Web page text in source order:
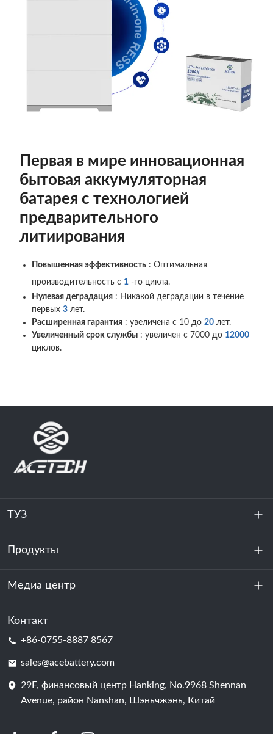
Первая в мире инновационная
бытовая аккумуляторная
батарея с технологией
предварительного
литиирования
Повышенная эффективность : Оптимальная
производительность с 1 -го цикла.
Нулевая деградация : Никакой деградации в течение
первых 3 лет.
Расширенная гарантия : увеличена с 10 до 20 лет.
Увеличенный срок службы : увеличен с 7000 до 12000
циклов.
ТУЗ
О нас
устойчивость
Продукты
Хранение энергии
Центр обработки данных и серверная комната
Батарейная ячейка
Медиа центр
Новости
Контакт
+86-0755-8887 8567
sales@acebattery.com
29F, финансовый центр Hanking, No.9968 Shennan
Avenue, район Nanshan, Шэньчжэнь, Китай